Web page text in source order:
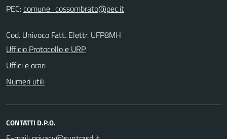
PEC:
Cod. Univoco Fatt. Elettr. UFP8MH
Ufficio Protocollo e URP
Uffici e orari
Numeri utili
CONTATTI D.P.O.